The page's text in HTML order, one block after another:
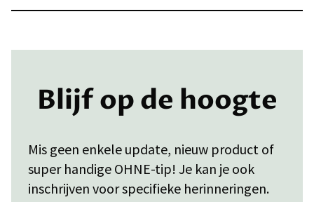
Blijf op de hoogte
Mis geen enkele update, nieuw product of
super handige OHNE-tip! Je kan je ook
inschrijven voor specifieke herinneringen.